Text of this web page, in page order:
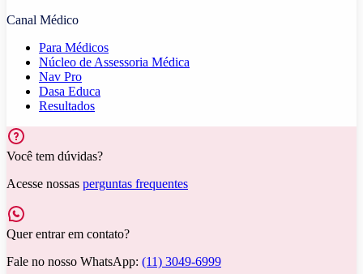
Canal Médico
Para Médicos
Núcleo de Assessoria Médica
Nav Pro
Dasa Educa
Resultados
Você tem dúvidas?
Acesse nossas perguntas frequentes
Quer entrar em contato?
Fale no nosso WhatsApp: (11) 3049-6999